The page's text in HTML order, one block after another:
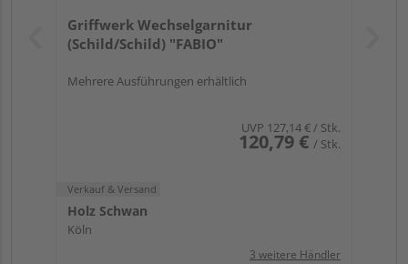
Griffwerk Wechselgarnitur
(Schild/Schild) "FABIO"
Mehrere Ausführungen erhältlich
UVP 127,14 €/ Stk.
120,79 € / Stk.
Verkauf & Versand
Holz Schwan
Köln
3 weitere Händler